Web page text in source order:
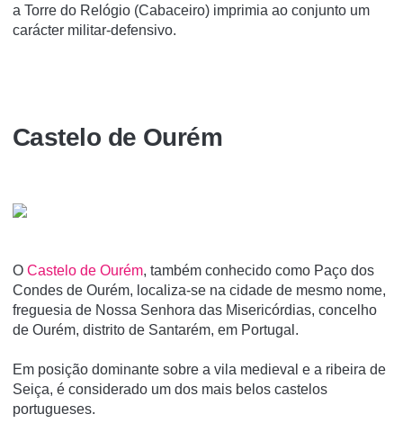
a Torre do Relógio (Cabaceiro) imprimia ao conjunto um
carácter militar-defensivo.
Castelo de Ourém
O Castelo de Ourém, também conhecido como Paço dos
Condes de Ourém, localiza-se na cidade de mesmo nome,
freguesia de Nossa Senhora das Misericórdias, concelho
de Ourém, distrito de Santarém, em Portugal.
Em posição dominante sobre a vila medieval e a ribeira de
Seiça, é considerado um dos mais belos castelos
portugueses.